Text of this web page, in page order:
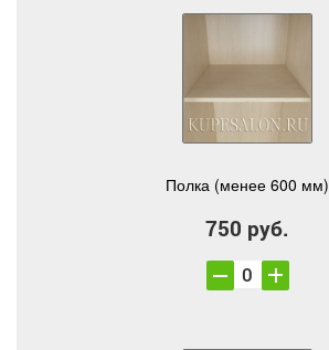
Полка (менее 600 мм)
750 руб.